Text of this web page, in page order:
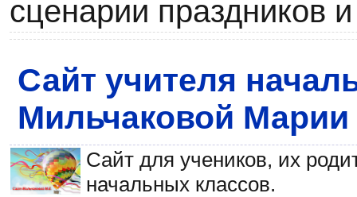
сценарии праздников и
Сайт учителя
Мильчаковой
Сайт для учеников, их
начальных классов.